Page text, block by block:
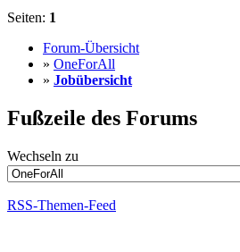
Seiten: 1
Forum-Übersicht
» OneForAll
» Jobübersicht
Fußzeile des Forums
Wechseln zu
RSS-Themen-Feed